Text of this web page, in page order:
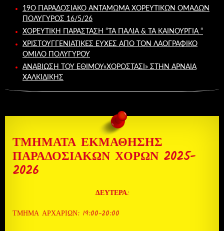
19Ο ΠΑΡΑΔΟΣΙΑΚΌ ΑΝΤΆΜΩΜΑ ΧΟΡΕΥΤΙΚΏΝ ΟΜΆΔΩΝ
ΠΟΛΎΓΥΡΟΣ 16/5/26
ΧΟΡΕΥΤΙΚΉ ΠΑΡΆΣΤΑΣΗ “ΤΑ ΠΑΛΙΆ & ΤΑ ΚΑΙΝΟΎΡΓΙΑ “
ΧΡΙΣΤΟΥΓΓΕΝΙΑΤΙΚΕΣ ΕΥΧΕΣ ΑΠΟ ΤΟΝ ΛΑΟΓΡΑΦΙΚΌ
ΌΜΙΛΟ ΠΟΛΥΓΎΡΟΥ
ΑΝΑΒΙΩΣΗ ΤΟΥ ΕΘΙΜΟΥ«ΧΟΡΟΣΤΆΣΙ» ΣΤΗΝ ΑΡΝΑΙΑ
ΧΑΛΚΙΔΙΚΗΣ
ΤΜΗΜΑΤΑ ΕΚΜΑΘΗΣΗΣ
ΠΑΡΑΔΟΣΙΑΚΩΝ ΧΟΡΩΝ 2025-
2026
ΔΕΥΤΕΡΑ:
ΤΜΗΜΑ ΑΡΧΑΡΙΩΝ: 19:00-20:00